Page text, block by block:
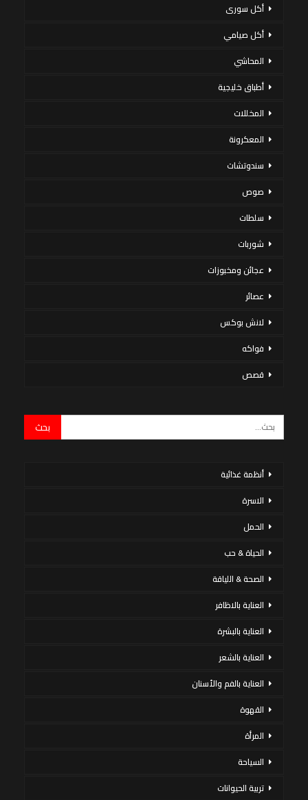
أكل سورى
أكل صيامي
المحاشي
أطباق خليجية
المخللات
المعكرونة
سندوتشات
صوص
سلطات
شوربات
عجائن ومخبوزات
عصائر
لانش بوكس
فواكه
قصص
أنظمة غذائية
الاسرة
الحمل
الحياة & حب
الصحة & اللياقة
العناية بالاظافر
العناية بالبشرة
العناية بالشعر
العناية بالفم والأسنان
القهوة
المرأة
السياحة
تربية الحيوانات